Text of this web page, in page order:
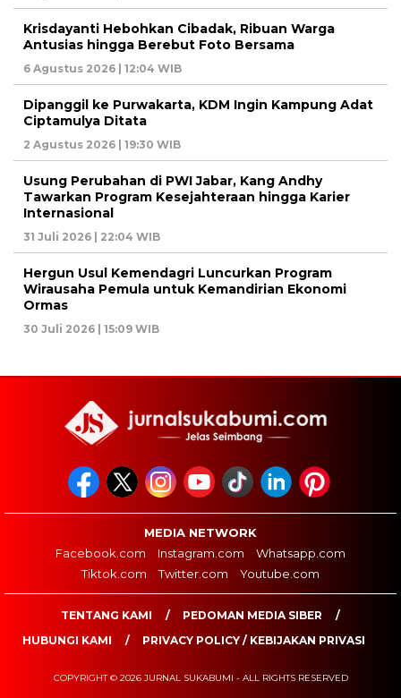
Krisdayanti Hebohkan Cibadak, Ribuan Warga
Antusias hingga Berebut Foto Bersama
6 Agustus 2026 | 12:04 WIB
Dipanggil ke Purwakarta, KDM Ingin Kampung Adat
Ciptamulya Ditata
2 Agustus 2026 | 19:30 WIB
Usung Perubahan di PWI Jabar, Kang Andhy
Tawarkan Program Kesejahteraan hingga Karier
Internasional
31 Juli 2026 | 22:04 WIB
Hergun Usul Kemendagri Luncurkan Program
Wirausaha Pemula untuk Kemandirian Ekonomi
Ormas
30 Juli 2026 | 15:09 WIB
MEDIA NETWORK
Facebook.com
Instagram.com
Whatsapp.com
Tiktok.com
Twitter.com Youtube.com
TENTANG KAMI
PEDOMAN MEDIA SIBER
HUBUNGI KAMI
PRIVACY POLICY / KEBIJAKAN PRIVASI
COPYRIGHT © 2026 JURNAL SUKABUMI - ALL RIGHTS RESERVED